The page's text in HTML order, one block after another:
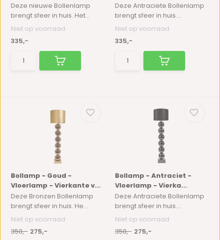
Deze nieuwe Bollenlamp
brengt sfeer in huis. Het...
Niet op voorraad
335,-
Deze Antraciete Bollenlamp
brengt sfeer in huis....
Niet op voorraad
335,-
Bollamp - Goud -
Vloerlamp - Vierkante v...
Deze Bronzen Bollenlamp
brengt sfeer in huis. He...
Niet op voorraad
350,- 275,-
Bollamp - Antraciet -
Vloerlamp - Vierka...
Deze Antraciete Bollenlamp
brengt sfeer in huis....
Niet op voorraad
350,- 275,-